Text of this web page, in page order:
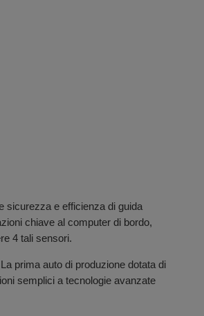
sicurezza e efficienza di guida
chiave al computer di bordo,
4 tali sensori.
prima auto di produzione dotata di
semplici a tecnologie avanzate